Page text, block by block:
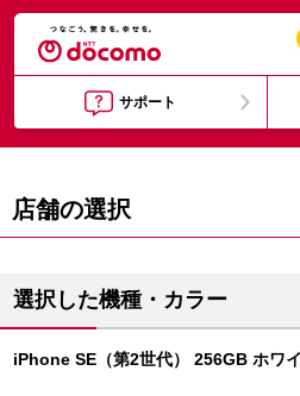
サポート
店舗の選択
選択した機種・カラー
iPhone SE（第2世代） 256GB ホワ